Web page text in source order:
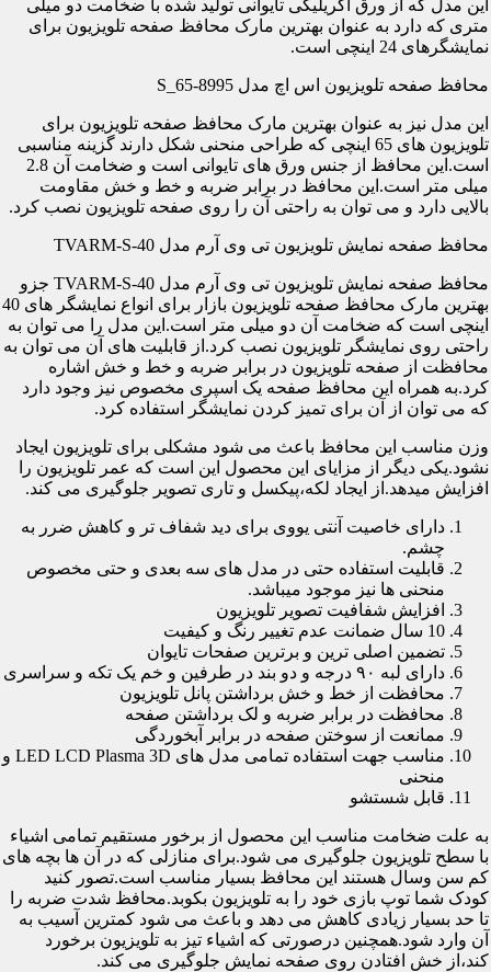
این مدل که از ورق اکریلیکی تایوانی تولید شده با ضخامت دو میلی
متری که دارد به عنوان بهترین مارک محافظ صفحه تلویزیون برای
نمایشگرهای 24 اینچی است.
محافظ صفحه تلویزیون اس اچ مدل S_65-8995
این مدل نیز به عنوان بهترین مارک محافظ صفحه تلویزیون برای
تلویزیون های 65 اینچی که طراحی منحنی شکل دارند گزینه مناسبی
است.این محافظ از جنس ورق های تایوانی است و ضخامت آن 2.8
میلی متر است.این محافظ در برابر ضربه و خط و خش مقاومت
بالایی دارد و می توان به راحتی آن را روی صفحه تلویزیون نصب کرد.
محافظ صفحه نمایش تلویزیون تی وی آرم مدل TVARM-S-40
محافظ صفحه نمایش تلویزیون تی وی آرم مدل TVARM-S-40 جزو
بهترین مارک محافظ صفحه تلویزیون بازار برای انواع نمایشگر های 40
اینچی است که ضخامت آن دو میلی متر است.این مدل را می توان به
راحتی روی نمایشگر تلویزیون نصب کرد.از قابلیت های آن می توان به
محافظت از صفحه تلویزیون در برابر ضربه و خط و خش اشاره
کرد.به همراه این محافظ صفحه یک اسپری مخصوص نیز وجود دارد
که می توان از آن برای تمیز کردن نمایشگر استفاده کرد.
وزن مناسب این محافظ باعث می شود مشکلی برای تلویزیون ایجاد
نشود.یکی دیگر از مزایای این محصول این است که عمر تلویزیون را
افزایش میدهد.از ایجاد لکه،پیکسل و تاری تصویر جلوگیری می کند.
دارای خاصیت آنتی یووی برای دید شفاف تر و کاهش ضرر به
چشم.
قابلیت استفاده حتی در مدل های سه بعدی و حتی مخصوص
منحنی ها نیز موجود میباشد.
افزایش شفافیت تصویر تلویزیون
10 سال ضمانت عدم تغییر رنگ و کیفیت
تضمین اصلی ترین و برترین صفحات تایوان
دارای لبه ۹۰ درجه و دو بند در طرفین و خم یک تکه و سراسری
محافظت از خط و خش برداشتن پانل تلویزیون
محافظت در برابر ضربه و لک برداشتن صفحه
ممانعت از سوختن صفحه در برابر آبخوردگی
مناسب جهت استفاده تمامی مدل های LED LCD Plasma 3D و
منحنی
قابل شستشو
به علت ضخامت مناسب این محصول از برخور مستقیم تمامی اشیاء
با سطح تلویزیون جلوگیری می شود.برای منازلی که در آن ها بچه های
کم سن وسال هستند این محافظ بسیار مناسب است.تصور کنید
کودک شما توپ بازی خود را به تلویزیون بکوبد.محافظ شدت ضربه را
تا حد بسیار زیادی کاهش می دهد و باعث می شود کمترین آسیب به
آن وارد شود.همچنین درصورتی که اشیاء تیز به تلویزیون برخورد
کند،از خش افتادن روی صفحه نمایش جلوگیری می کند.